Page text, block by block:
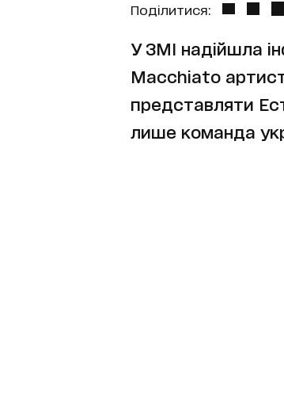
Поділитися:
У ЗМІ надійшла
Macchiato
представляти
лише команда